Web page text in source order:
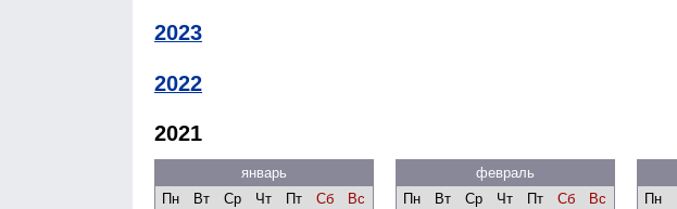
2023
2022
2021
январь
Пн
Вт Ср Чт Пт Сб
Вс
февраль
Пн
Вт Ср Чт Пт Сб
Вс
Пн